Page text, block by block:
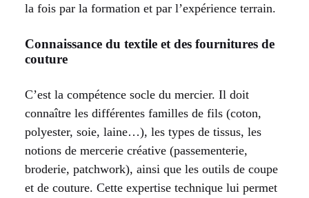
la fois par la formation et par l’expérience terrain.
Connaissance du textile et des fournitures de
couture
C’est la compétence socle du mercier. Il doit
connaître les différentes familles de fils (coton,
polyester, soie, laine…), les types de tissus, les
notions de mercerie créative (passementerie,
broderie, patchwork), ainsi que les outils de coupe
et de couture. Cette expertise technique lui permet